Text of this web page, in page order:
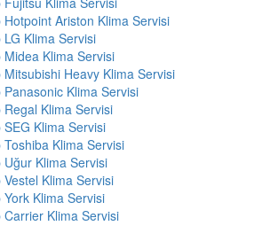
Ariston Klima Servisi
Klima Servisi
Klima Servisi
Heavy Klima Servisi
Klima Servisi
Klima Servisi
Klima Servisi
Klima Servisi
Klima Servisi
Klima Servisi
Klima Servisi
Klima Servisi